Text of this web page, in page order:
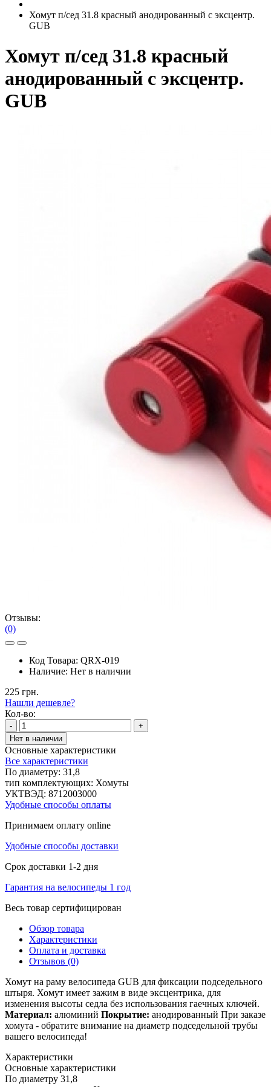
Хомут п/сед 31.8 красный анодированный с эксцентр.
GUB
Хомут п/сед 31.8 красный
анодированный с эксцентр.
GUB
Отзывы:
(0)
Код Товара: QRX-019
Наличие: Нет в наличии
225 грн.
Нашли дешевле?
Кол-во:
-
+
Нет в наличии
Основные характеристики
Все характеристики
По диаметру: 31,8
тип комплектующих: Хомуты
УКТВЭД: 8712003000
Удобные способы оплаты
Принимаем оплату online
Удобные способы доставки
Срок доставки 1-2 дня
Гарантия на велосипеды 1 год
Весь товар сертифицирован
Обзор товара
Характеристики
Оплата и доставка
Отзывов (0)
Хомут на раму велосипеда GUB для фиксации подседельного
штыря. Хомут имеет зажим в виде эксцентрика, для
изменения высоты седла без использования гаечных ключей.
Материал: алюминий Покрытие: анодированный При заказе
хомута - обратите внимание на диаметр подседельной трубы
вашего велосипеда!
Характеристики
Основные характеристики
По диаметру 31,8